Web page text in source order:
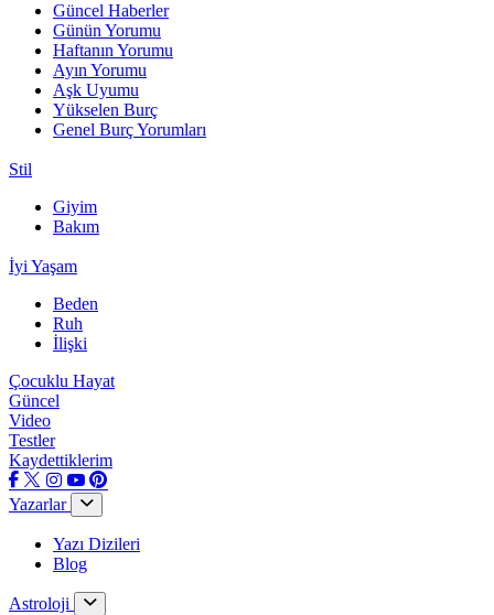
Güncel Haberler
Günün Yorumu
Haftanın Yorumu
Ayın Yorumu
Aşk Uyumu
Yükselen Burç
Genel Burç Yorumları
Stil
Giyim
Bakım
İyi Yaşam
Beden
Ruh
İlişki
Çocuklu Hayat
Güncel
Video
Testler
Kaydettiklerim
Yazarlar
Yazı Dizileri
Blog
Astroloji